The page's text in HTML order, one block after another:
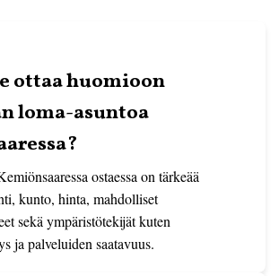
ottaa huomioon
loma-asuntoa
ostaessa on tärkeää
kunto, hinta, mahdolliset
sekä ympäristötekijät kuten
ja palveluiden saatavuus.